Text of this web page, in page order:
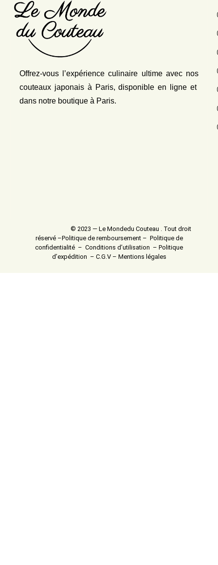
Offrez-vous l’expérience culinaire ultime avec nos
couteaux japonais à Paris, disponible en ligne et
dans notre boutique à Paris.
© 2023 — Le Mondedu Couteau . Tout droit
réservé –Politique de remboursement – Politique de
confidentialité – Conditions d’utilisation – Politique
d’expédition – C.G.V– Mentions légales